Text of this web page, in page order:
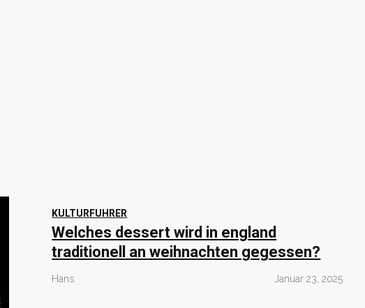
KULTURFUHRER
Welches dessert wird in england
traditionell an weihnachten gegessen?
Hans Januar 23, 2025